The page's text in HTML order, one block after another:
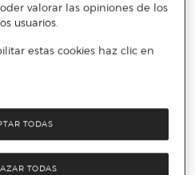
valorar las opiniones de los
usuarios.
estas cookies haz clic en
TODAS
TODAS